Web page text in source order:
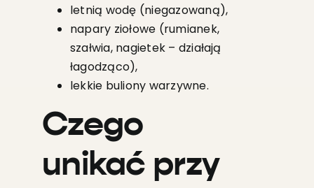
letnią wodę (niegazowaną),
napary ziołowe (rumianek,
szałwia, nagietek – działają
łagodząco),
lekkie buliony warzywne.
Czego
unikać przy